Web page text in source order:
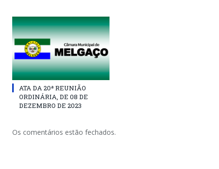
ATA DA 20ª REUNIÃO
ORDINÁRIA, DE 08 DE
DEZEMBRO DE 2023
Os comentários estão fechados.